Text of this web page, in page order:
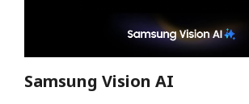
Samsung Vision AI